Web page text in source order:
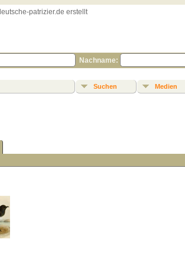
patrizier.de erstellt
Nachname:
Suchen Medien